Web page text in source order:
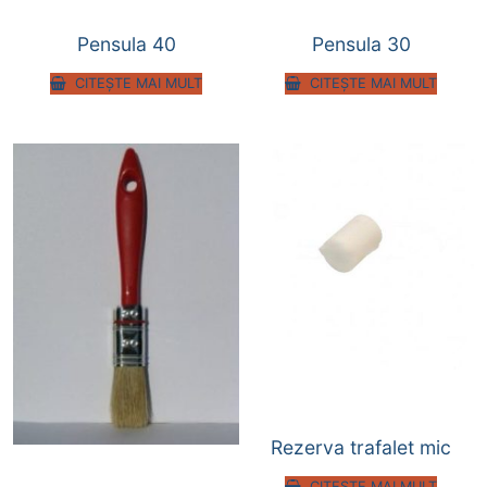
Pensula 40
CITEȘTE MAI MULT
Pensula 30
CITEȘTE MAI MULT
Rezerva trafalet mic